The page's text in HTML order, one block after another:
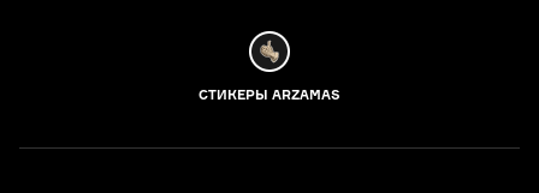
СТИКЕРЫ ARZAMAS